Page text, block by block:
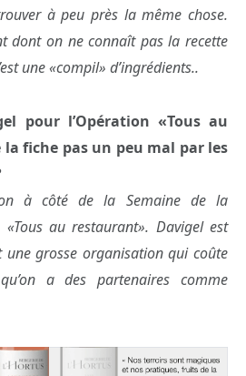
à peu près la même chose.
dont on ne connaît pas la recette
une «compil» d’ingrédients..
pour l’Opération «Tous au
la fiche pas un peu mal par les
à côté de la Semaine de la
au restaurant». Davigel est
une grosse organisation qui coûte
a des partenaires comme